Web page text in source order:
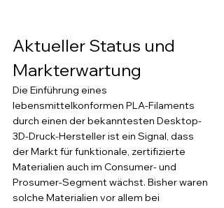
Aktueller Status und
Markterwartung
Die Einführung eines
lebensmittelkonformen PLA-Filaments
durch einen der bekanntesten Desktop-
3D-Druck-Hersteller ist ein Signal, dass
der Markt für funktionale, zertifizierte
Materialien auch im Consumer- und
Prosumer-Segment wächst. Bisher waren
solche Materialien vor allem bei